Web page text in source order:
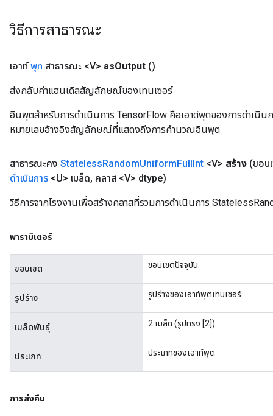
วิธีการสาธารณะ
เอาท์พุท สาธารณะ <V> asOutput ()
ส่งกลับค่าแฮนเดิลสัญลักษณ์ของเทนเซอร์
อินพุตสำหรับการดำเนินการ TensorFlow คือเอาต์พุตของการดำเนิน
หมายเลขอ้างอิงสัญลักษณ์ที่แสดงถึงการคำนวณอินพุต
สาธารณะคง StatelessRandomUniformFullInt <V> สร้าง (ขอบ
ดำเนินการ <U> เมล็ด, คลาส <V> dtype)
วิธีการจากโรงงานเพื่อสร้างคลาสที่รวมการดำเนินการ
พารามิเตอร์
ขอบเขต ขอบเขตปัจจุบัน
รูปร่าง รูปร่างของเอาท์พุตเทนเซอร์
เมล็ดพันธุ์ 2 เมล็ด (รูปทรง [2])
ประเภท ประเภทของเอาท์พุต
การส่งคืน